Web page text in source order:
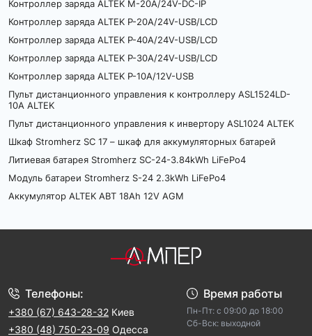
Контроллер заряда ALTEK M-20А/24V-DC-IP
Контроллер заряда ALTEK P-20А/24V-USB/LCD
Контроллер заряда ALTEK P-40А/24V-USB/LCD
Контроллер заряда ALTEK P-30А/24V-USB/LCD
Контроллер заряда ALTEK P-10А/12V-USB
Пульт дистанционного управления к контроллеру ASL1524LD-
10A ALTEK
Пульт дистанционного управления к инвертору ASL1024 ALTEK
Шкаф Stromherz SC 17 – шкаф для аккумуляторных батарей
Литиевая батарея Stromherz SC-24-3.84kWh LiFePo4
Модуль батареи Stromherz S-24 2.3kWh LiFePo4
Аккумулятор ALTEK ABT 18Ah 12V AGM
Телефоны:
+380 (67) 643-28-32 Киев
+380 (48) 750-23-09 Одесса
Время работы
Пн-Пт: с 09:00 до 18:00
Cб-Вск: выходной